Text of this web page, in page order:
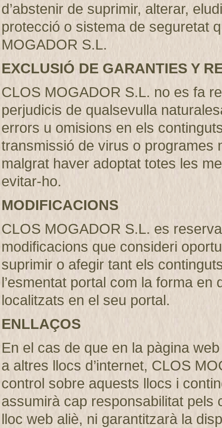
d’abstenir de suprimir, alterar,
protecció o sistema de seguretat
MOGADOR S.L.
EXCLUSIÓ DE GARANTIES Y
CLOS MOGADOR S.L. no es fa
perjudicis de qualsevulla
errors u omisions en els
transmissió de virus o programes
malgrat haver adoptat totes les
evitar-ho.
MODIFICACIONS
CLOS MOGADOR S.L. es
modificacions que consideri
suprimir o afegir tant els
l’esmentat portal com la forma
localitzats en el seu portal.
ENLLAÇOS
En el cas de que en la pàgina
a altres llocs d’internet, CLOS
control sobre aquests llocs i
assumirà cap responsabilitat pels
lloc web aliè, ni garantitzarà la